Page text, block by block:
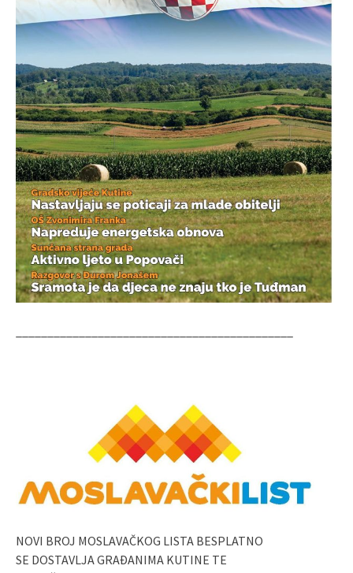
NOVI BROJ MOSLAVAČKOG LISTA BESPLATNO
SE DOSTAVLJA GRAĐANIMA KUTINE TE